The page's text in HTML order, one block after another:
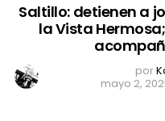
Saltillo: detienen a
la Vista
por
mayo 2,